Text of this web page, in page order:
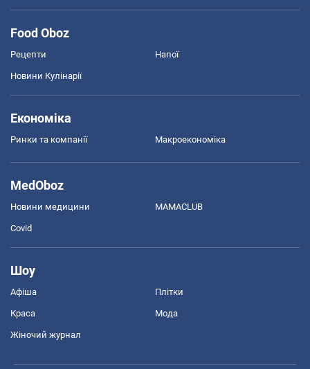
Food Oboz
Рецепти Напої
Новини Кулінарії
Економіка
Ринки та компанії Макроекономіка
MedOboz
Новини медицини MAMACLUB
Covid
Шоу
Афіша Плітки
Краса Мода
Жіночий журнал